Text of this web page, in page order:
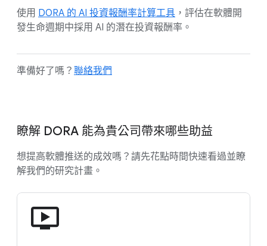
使用 DORA 的 AI 投資報酬率計算工具 ，評估在軟體開
發生命週期中採用 AI 的潛在投資報酬率。
準備好了嗎？ 聯絡我們
瞭解 DORA 能為貴公司帶來哪些助益
想提高軟體推送的成效嗎？請先花點時間快速看過並瞭
解我們的研究計畫。